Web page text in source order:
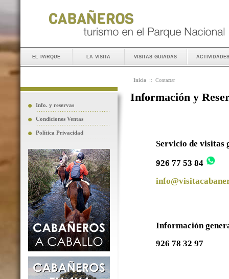
el parque la visita visitas guiadas actividades
Info. y reservas
Condiciones Ventas
Política Privacidad
Inicio :: Contactar
Información y
Servicio de visitas
926 77 53 84
Información
926 78 32 97